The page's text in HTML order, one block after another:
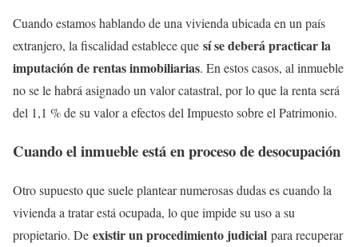
Cuando estamos hablando de una vivienda ubicada en un país
extranjero, la fiscalidad establece que sí se deberá practicar la
imputación de rentas inmobiliarias. En estos casos, al inmueble
no se le habrá asignado un valor catastral, por lo que la renta será
del 1,1 % de su valor a efectos del Impuesto sobre el Patrimonio.
Cuando el inmueble está en proceso de desocupación
Otro supuesto que suele plantear numerosas dudas es cuando la
vivienda a tratar está ocupada, lo que impide su uso a su
propietario. De existir un procedimiento judicial para recuperar